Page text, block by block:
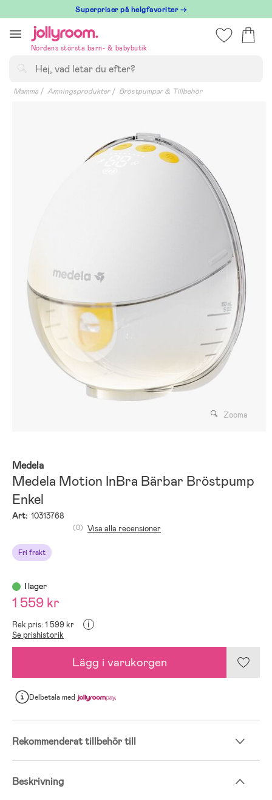
till
innehållet
Superpriser på helgfavoriter →
Nordens största barn- & babybutik
Mamma Amningsprodukter Bröstpumpar & Tillbehör
Zooma
Medela
Medela Motion InBra Bärbar Bröstpump
Enkel
Art: 10313768
Fri frakt
(0) Visa alla recensioner
I lager
1 559 kr
Rek pris: 1 599 kr i
Se prishistorik
Lägg i varukorgen
Delbetalamed
Rekommenderat tillbehör till
Beskrivning